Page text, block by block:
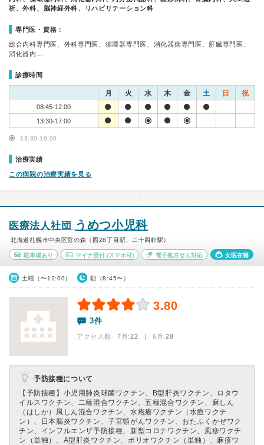
析、外科、脳神経外科、リハビリテーション科
専門医・資格：
総合内科専門医、外科専門医、循環器専門医、消化器病専門医、肝臓専門医、
消化器内…
診療時間
月 火 水 木 金 土 日 祝
08:45-12:00
13:30-17:00
13:30-19:00
治療実績
この病院の治療実績を見る
医療法人社団 うめつ小児科
北海道札幌市中央区宮の森（西28丁目駅、二十四軒駅）
駐車場あり マイナ受付(スマホ可) 電子処方せん対応 女医在籍
土曜（〜12:00） 朝（8:45〜）
3.80
3件
アクセス数 7月:22 | 6月:28
予防接種について
【予防接種】 小児用肺炎球菌ワクチン、B型肝炎ワクチン、ロタウ
イルスワクチン、二種混合ワクチン、五種混合ワクチン、麻しん
（はしか）風しん混合ワクチン、水疱瘡ワクチン（水痘ワクチ
ン）、日本脳炎ワクチン、子宮頸がんワクチン、おたふくかぜワク
チン、インフルエンザ予防接種、新型コロナワクチン、風疹ワクチ
ン（単独）、A型肝炎ワクチン、ポリオワクチン（単独）、麻疹ワ